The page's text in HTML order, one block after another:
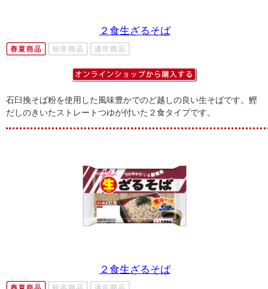
２食生ざるそば
石臼挽そば粉を使用した風味豊かでのど越しの良い生そばです。鰹
だしのきいたストレートつゆが付いた２食タイプです。
２食生ざるそば